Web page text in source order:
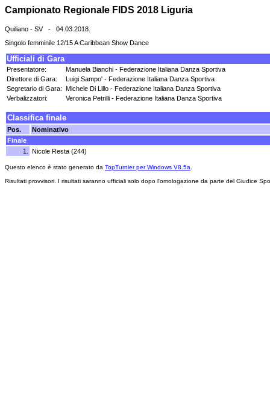
Campionato Regionale FIDS 2018 Liguria
Quiliano - SV - 04.03.2018.
Singolo femminile 12/15 A Caribbean Show Dance
Ufficiali di Gara
Presentatore:
Manuela Bianchi - Federazione Italiana Danza Sportiva
Direttore di Gara:
Luigi Sampo' - Federazione Italiana Danza Sportiva
Segretario di Gara:
Michele Di Lillo - Federazione Italiana Danza Sportiva
Verbalizzatori:
Veronica Petrilli - Federazione Italiana Danza Sportiva
Classifica finale
Pos.
Nominativo
Finale
1.
Nicole Resta (244)
Questo elenco è stato generato da TopTurnier per Windows V8.5a
Risultati provvisori. I risultati saranno ufficiali solo dopo l'omologazione da parte del Giudice